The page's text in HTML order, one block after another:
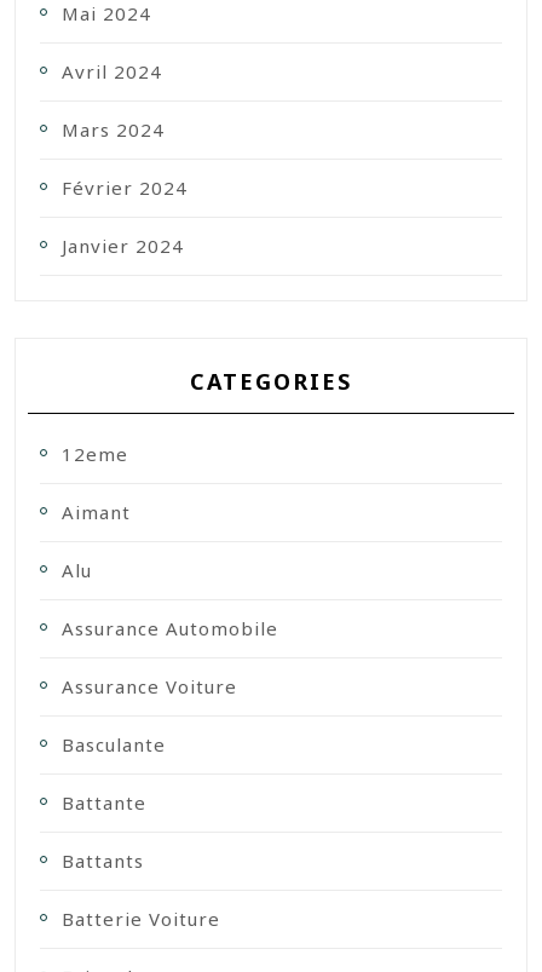
Mai 2024
Avril 2024
Mars 2024
Février 2024
Janvier 2024
CATEGORIES
12eme
Aimant
Alu
Assurance Automobile
Assurance Voiture
Basculante
Battante
Battants
Batterie Voiture